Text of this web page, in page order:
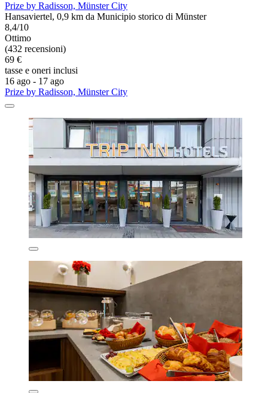
Prize by Radisson, Münster City
Hansaviertel, 0,9 km da Municipio storico di Münster
8,4/10
Ottimo
(432 recensioni)
69 €
tasse e oneri inclusi
16 ago - 17 ago
Prize by Radisson, Münster City